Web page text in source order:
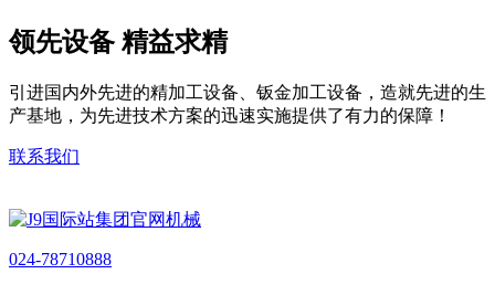
领先设备 精益求精
引进国内外先进的精加工设备、钣金加工设备，造就先进的生
产基地，为先进技术方案的迅速实施提供了有力的保障！
联系我们
024-78710888